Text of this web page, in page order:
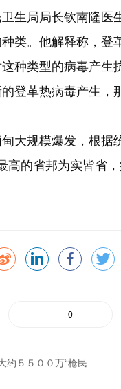
生局局长钦南隆医
类。他解释称，登
种类型的病毒产生
登革热病毒产生
大规模爆发，根据
高的省邦为实皆省，
0
约５５００万“枪民